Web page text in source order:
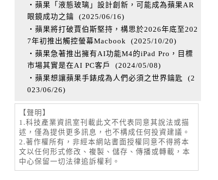
‧蘋果「液態玻璃」設計創新，可能成為蘋果AR
眼鏡成功之鑰 (2025/06/16)
‧蘋果將打破賈伯斯堅持，構思於2026年底至202
7年初推出觸控螢幕Macbook
(2025/10/20)
‧蘋果急著推出擁有AI功能M4的iPad Pro，目標
市場其實是在AI PC客戶
(2024/05/08)
‧蘋果想讓蘋果手錶成為人們必須之世界鑰匙
(2
023/06/26)
【聲明】
1.科技產業資訊室刊載此文不代表同意其說法或描
述，僅為提供更多訊息，也不構成任何投資建議。
2.著作權所有，非經本網站書面授權同意不得將本
文以任何形式修改、複製、儲存、傳播或轉載，本
中心保留一切法律追訴權利。